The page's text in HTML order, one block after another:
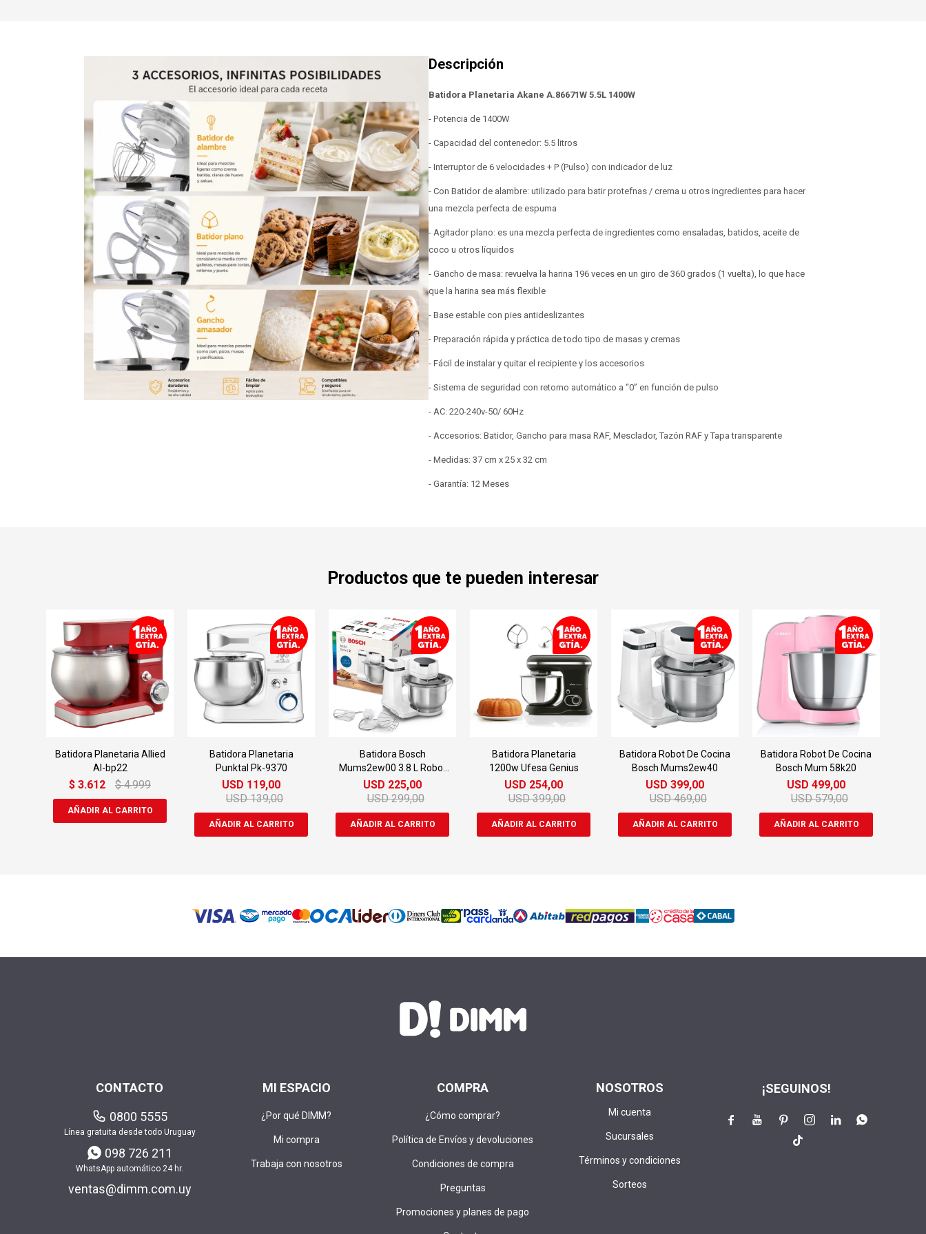
Batidora Planetaria Akane A.86671W 5.5L 1400W
- Potencia de 1400W
- Capacidad del contenedor: 5.5 litros
- Interruptor de 6 velocidades + P (Pulso) con indicador de luz
- Con Batidor de alambre: utilizado para batir protefnas / crema u otros ingredientes para hacer
una mezcla perfecta de espuma
- Agitador plano: es una mezcla perfecta de ingredientes como ensaladas, batidos, aceite de
coco u otros líquidos
- Gancho de masa: revuelva la harina 196 veces en un giro de 360 grados (1 vuelta), lo que hace
que la harina sea más flexible
- Base estable con pies antideslizantes
- Preparación rápida y práctica de todo tipo de masas y cremas
- Fácil de instalar y quitar el recipiente y los accesorios
- Sistema de seguridad con retorno automático a “0” en función de pulso
- AC: 220-240v-50/ 60Hz
- Accesorios: Batidor, Gancho para masa RAF, Mesclador, Tazón RAF y Tapa transparente
- Medidas: 37 cm x 25 x 32 cm
- Garantía: 12 Meses
Productos que te pueden interesar
Batidora Planetaria Allied
Al-bp22
$ 3.612 $ 4.999
Batidora Planetaria
Punktal Pk-9370
USD 119,00
USD 139,00
Batidora Bosch
Mums2ew00 3.8 L Robot
De Cocina
USD 225,00
USD 299,00
Batidora Planetaria
1200w Ufesa Genius
USD 254,00
USD 399,00
Batidora Robot De Cocina
Bosch Mums2ew40
USD 399,00
USD 469,00
Batidora Robot De Cocina
Bosch Mum 58k20
USD 499,00
USD 579,00
MI ESPACIO
¿Por qué DIMM?
Mi compra
Trabaja con nosotros
COMPRA
¿Cómo comprar?
Política de Envíos y devoluciones
Condiciones de compra
Preguntas
Promociones y planes de pago
NOSOTROS
Mi cuenta
Sucursales
Términos y condiciones
Sorteos
CONTACTO
0800 5555
Línea gratuita desde todo Uruguay
098 726 211
WhatsApp automático 24 hr.
ventas@dimm.com.uy
¡SEGUINOS!
    

